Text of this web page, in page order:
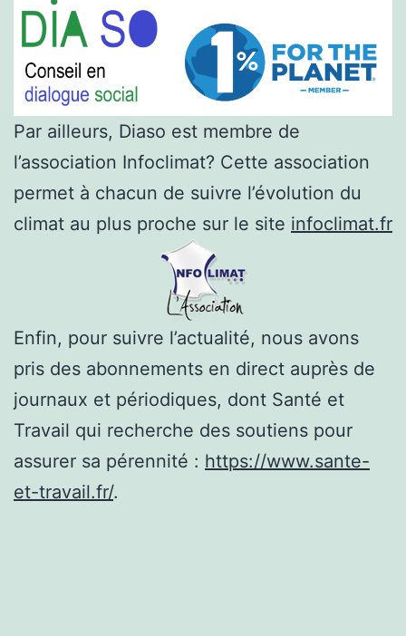
Par ailleurs, Diaso est membre de
l’association Infoclimat? Cette association
permet à chacun de suivre l’évolution du
climat au plus proche sur le site infoclimat.fr
Enfin, pour suivre l’actualité, nous avons
pris des abonnements en direct auprès de
journaux et périodiques, dont Santé et
Travail qui recherche des soutiens pour
assurer sa pérennité : https://www.sante-
et-travail.fr/.